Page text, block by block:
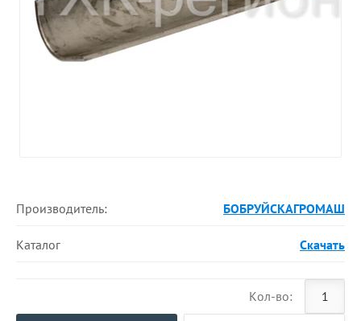
Производитель: БОБРУЙСКАГРОМАШ
Каталог Скачать
Кол-во: